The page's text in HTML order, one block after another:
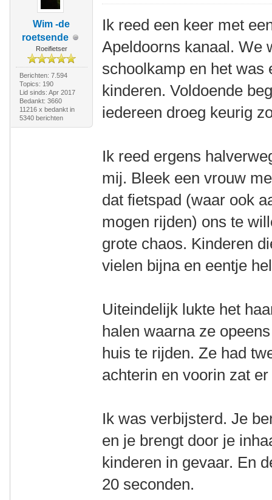
Wim -de
roetsende
Roeifietser
Berichten: 7.594
Topics: 190
Lid sinds: Apr 2017
Bedankt: 3660
11216 x bedankt in
5340 berichten
Ik reed een keer met
Apeldoorns kanaal. We
schoolkamp en het was
kinderen. Voldoende
iedereen droeg keurig
Ik reed ergens
mij. Bleek een vrouw
dat fietspad (waar ook
mogen rijden) ons te
grote chaos. Kinderen
vielen bijna en eentje
Uiteindelijk lukte het
halen waarna ze
huis te rijden. Ze had
achterin en voorin zat
Ik was verbijsterd. Je
en je brengt door je
kinderen in gevaar. En
20 seconden.